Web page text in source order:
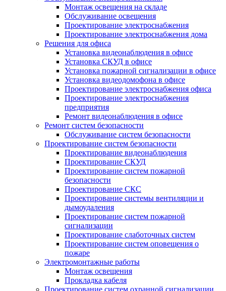
Монтаж освещения на складе
Обслуживание освещения
Проектирование электроснабжения
Проектирование электроснабжения дома
Решения для офиса
Установка видеонаблюдения в офисе
Установка СКУД в офисе
Установка пожарной сигнализации в офисе
Установка видеодомофона в офисе
Проектирование электроснабжения офиса
Проектирование электроснабжения
предприятия
Ремонт видеонаблюдения в офисе
Ремонт систем безопасности
Обслуживание систем безопасности
Проектирование систем безопасности
Проектирование видеонаблюдения
Проектирование СКУД
Проектирование систем пожарной
безопасности
Проектирование СКС
Проектирование системы вентиляции и
дымоудаления
Проектирование систем пожарной
сигнализации
Проектирование слаботочных систем
Проектирование систем оповещения о
пожаре
Электромонтажные работы
Монтаж освещения
Прокладка кабеля
Проектирование систем охранной сигнализации